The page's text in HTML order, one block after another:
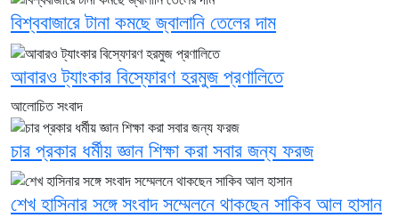
বিশ্ববাজারে টানা কমছে জ্বালানি তেলের দাম
আবারও ট্যাংকার বিস্ফোরণ হরমুজ প্রণালিতে
আলোচিত সংবাদ
চার প্রকার ধর্মীয় জ্ঞান শিক্ষা করা সবার জন্য ফরজ
শেখ হাসিনার সঙ্গে সংবাদ সম্মেলনে থাকছেন সাকিব আল হাসান